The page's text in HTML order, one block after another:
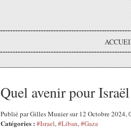
Quel avenir pour
Publié par Gilles Munier sur 12 Octobre 2024,
Catégories : #Israel,#Liban,#Gaza